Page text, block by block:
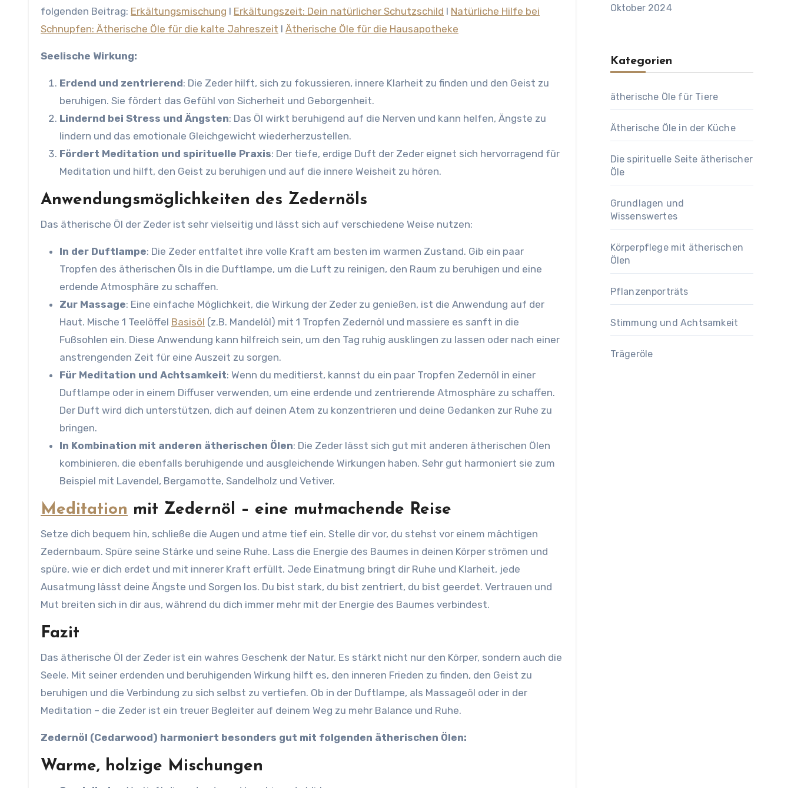
folgenden Beitrag: Erkältungsmischung l Erkältungszeit: Dein natürlicher Schutzschild l Natürliche Hilfe bei
Schnupfen: Ätherische Öle für die kalte Jahreszeit l Ätherische Öle für die Hausapotheke
Seelische Wirkung:
Erdend und zentrierend: Die Zeder hilft, sich zu fokussieren, innere Klarheit zu finden und den Geist zu
beruhigen. Sie fördert das Gefühl von Sicherheit und Geborgenheit.
Lindernd bei Stress und Ängsten: Das Öl wirkt beruhigend auf die Nerven und kann helfen, Ängste zu
lindern und das emotionale Gleichgewicht wiederherzustellen.
Fördert Meditation und spirituelle Praxis: Der tiefe, erdige Duft der Zeder eignet sich hervorragend für
Meditation und hilft, den Geist zu beruhigen und auf die innere Weisheit zu hören.
Anwendungsmöglichkeiten des Zedernöls
Das ätherische Öl der Zeder ist sehr vielseitig und lässt sich auf verschiedene Weise nutzen:
In der Duftlampe: Die Zeder entfaltet ihre volle Kraft am besten im warmen Zustand. Gib ein paar
Tropfen des ätherischen Öls in die Duftlampe, um die Luft zu reinigen, den Raum zu beruhigen und eine
erdende Atmosphäre zu schaffen.
Zur Massage: Eine einfache Möglichkeit, die Wirkung der Zeder zu genießen, ist die Anwendung auf der
Haut. Mische 1 Teelöffel Basisöl (z.B. Mandelöl) mit 1 Tropfen Zedernöl und massiere es sanft in die
Fußsohlen ein. Diese Anwendung kann hilfreich sein, um den Tag ruhig ausklingen zu lassen oder nach einer
anstrengenden Zeit für eine Auszeit zu sorgen.
Für Meditation und Achtsamkeit: Wenn du meditierst, kannst du ein paar Tropfen Zedernöl in einer
Duftlampe oder in einem Diffuser verwenden, um eine erdende und zentrierende Atmosphäre zu schaffen.
Der Duft wird dich unterstützen, dich auf deinen Atem zu konzentrieren und deine Gedanken zur Ruhe zu
bringen.
In Kombination mit anderen ätherischen Ölen: Die Zeder lässt sich gut mit anderen ätherischen Ölen
kombinieren, die ebenfalls beruhigende und ausgleichende Wirkungen haben. Sehr gut harmoniert sie zum
Beispiel mit Lavendel, Bergamotte, Sandelholz und Vetiver.
Meditation mit Zedernöl – eine mutmachende Reise
Setze dich bequem hin, schließe die Augen und atme tief ein. Stelle dir vor, du stehst vor einem mächtigen
Zedernbaum. Spüre seine Stärke und seine Ruhe. Lass die Energie des Baumes in deinen Körper strömen und
spüre, wie er dich erdet und mit innerer Kraft erfüllt. Jede Einatmung bringt dir Ruhe und Klarheit, jede
Ausatmung lässt deine Ängste und Sorgen los. Du bist stark, du bist zentriert, du bist geerdet. Vertrauen und
Mut breiten sich in dir aus, während du dich immer mehr mit der Energie des Baumes verbindest.
Fazit
Das ätherische Öl der Zeder ist ein wahres Geschenk der Natur. Es stärkt nicht nur den Körper, sondern auch die
Seele. Mit seiner erdenden und beruhigenden Wirkung hilft es, den inneren Frieden zu finden, den Geist zu
beruhigen und die Verbindung zu sich selbst zu vertiefen. Ob in der Duftlampe, als Massageöl oder in der
Meditation – die Zeder ist ein treuer Begleiter auf deinem Weg zu mehr Balance und Ruhe.
Zedernöl (Cedarwood) harmoniert besonders gut mit folgenden ätherischen Ölen:
Warme, holzige Mischungen
Oktober 2024
Kategorien
ätherische Öle für Tiere
Ätherische Öle in der Küche
Die spirituelle Seite ätherischer
Öle
Grundlagen und
Wissenswertes
Körperpflege mit ätherischen
Ölen
Pflanzenporträts
Stimmung und Achtsamkeit
Trägeröle